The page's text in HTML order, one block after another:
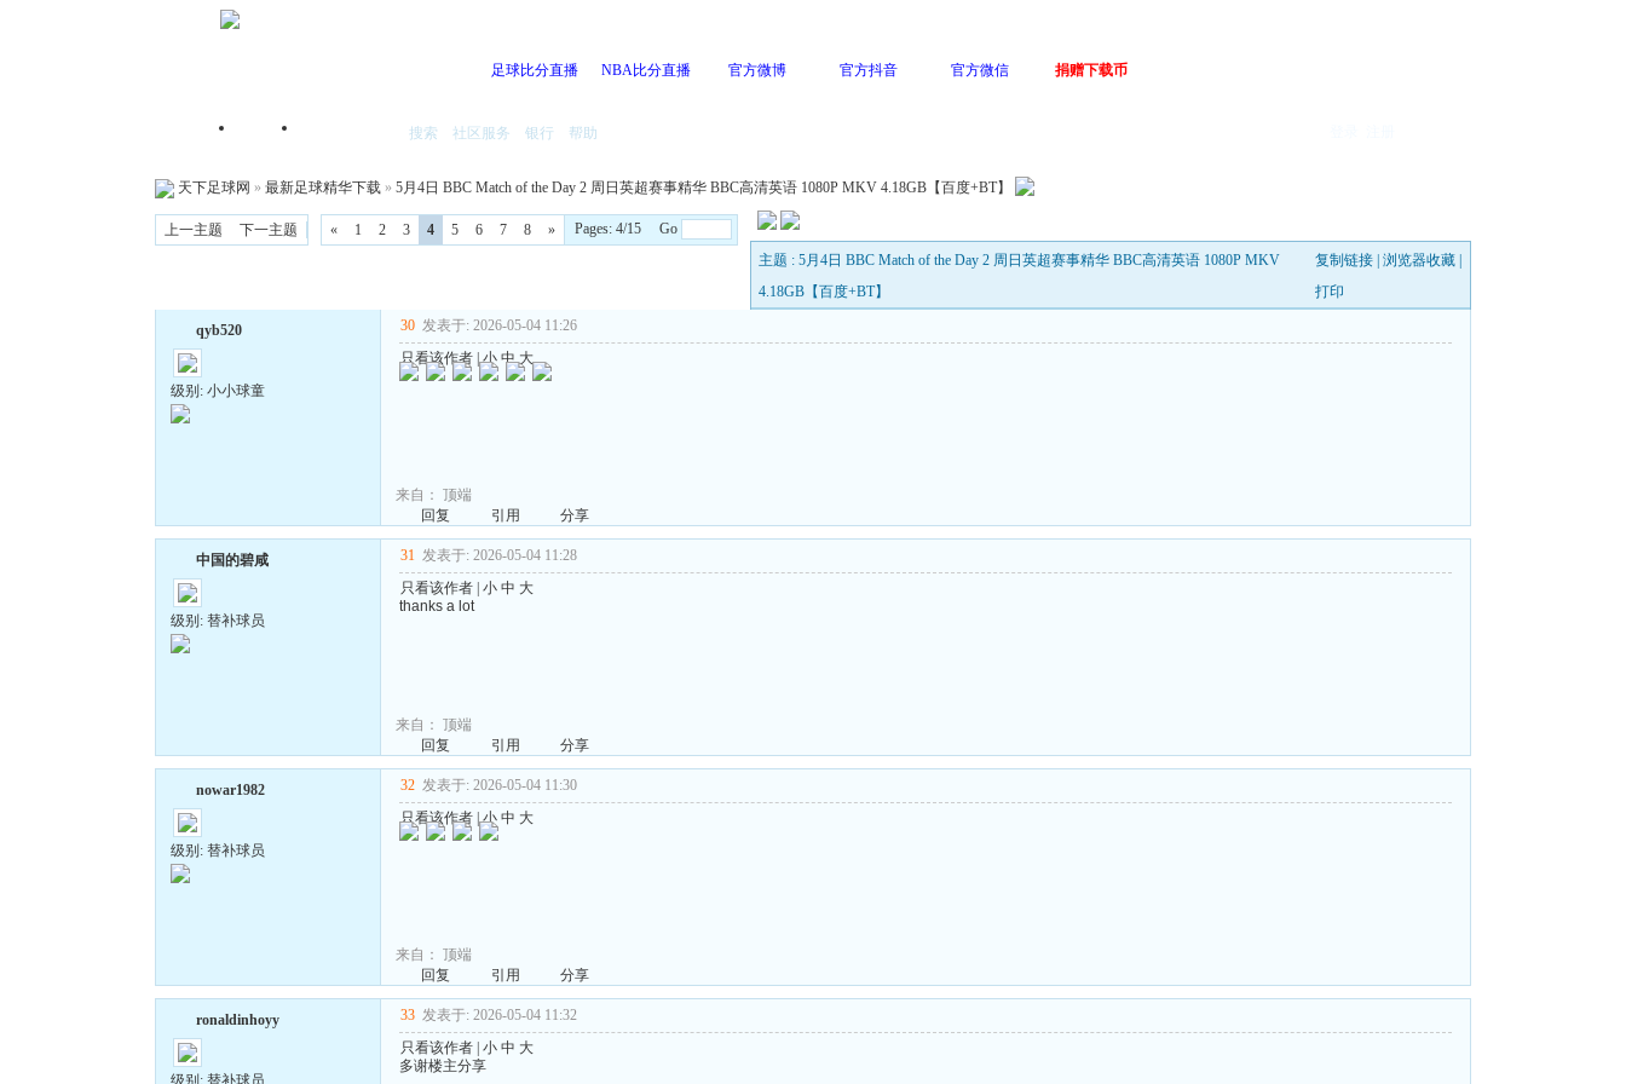
足球比分直播 NBA比分直播 官方微博 官方抖音 官方微信 捐赠下载币
首页 搜索 社区服务 银行 帮助
天下足球网 » 最新足球精华下载 » 5月4日 BBC Match of the Day 2 周日英超赛事精华 BBC高清英语 1080P MKV 4.18GB【百度+BT】
上一主题 下一主题 « 1 2 3 4 5 6 7 8 »
Pages: 4/15 Go
主题 : 5月4日 BBC Match of the Day 2 周日英超赛事精华 BBC高清英语 1080P MKV
4.18GB【百度+BT】
复制链接| 浏览器收藏|
打印
qyb520
级别: 小小球童
30 发表于: 2026-05-04 11:26
只看该作者|小 中 大
来自： 顶端
回复
引用 分享
中国的碧咸
级别: 替补球员
31 发表于: 2026-05-04 11:28
只看该作者| 小 中 大
thanks a lot
来自： 顶端
回复
引用 分享
nowar1982
级别: 替补球员
32 发表于: 2026-05-04 11:30
只看该作者|小 中 大
来自： 顶端
回复
引用 分享
ronaldinhoyy
级别: 替补球员
33 发表于: 2026-05-04 11:32
只看该作者| 小 中 大
多谢楼主分享